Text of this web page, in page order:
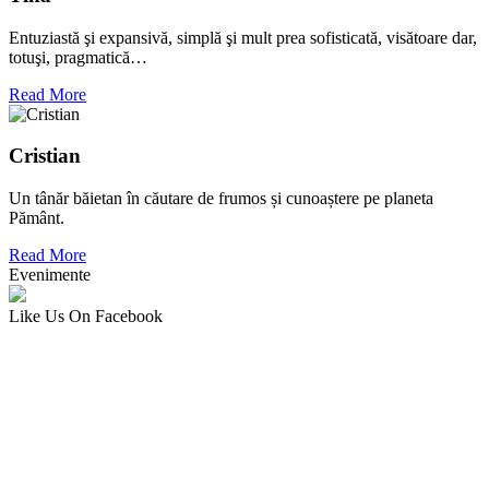
Entuziastă şi expansivă, simplă şi mult prea sofisticată, visătoare dar,
totuşi, pragmatică…
Read More
Cristian
Un tânăr băietan în căutare de frumos și cunoaștere pe planeta
Pământ.
Read More
Evenimente
Like Us On Facebook